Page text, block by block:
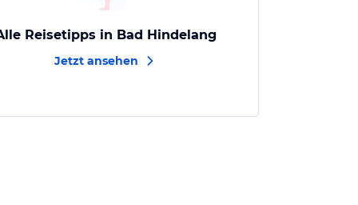
Reisetipps in Bad Hindelang
Jetzt ansehen